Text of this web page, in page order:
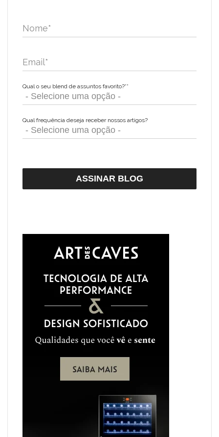
Nome*
Email*
Qual o seu blend de assuntos favorito?**
Qual frequência deseja receber nossos artigos?